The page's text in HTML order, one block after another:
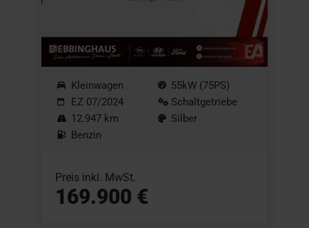
Kleinwagen
EZ 07/2024
12.947 km
Benzin
55kW (75PS)
Schaltgetriebe
Silber
Preis inkl. MwSt.
169.900 €